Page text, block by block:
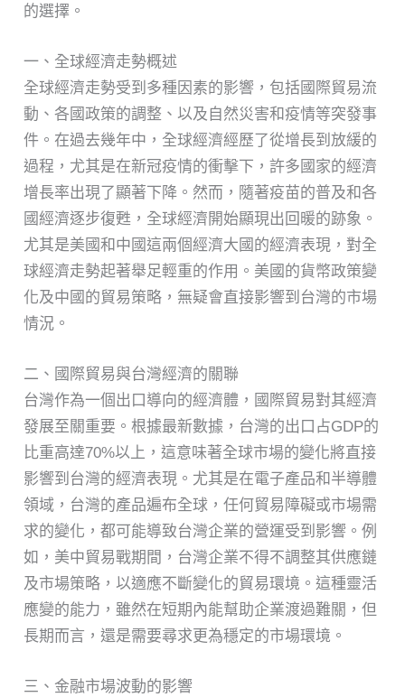
的選擇。
一、全球經濟走勢概述
全球經濟走勢受到多種因素的影響，包括國際貿易流
動、各國政策的調整、以及自然災害和疫情等突發事
件。在過去幾年中，全球經濟經歷了從增長到放緩的
過程，尤其是在新冠疫情的衝擊下，許多國家的經濟
增長率出現了顯著下降。然而，隨著疫苗的普及和各
國經濟逐步復甦，全球經濟開始顯現出回暖的跡象。
尤其是美國和中國這兩個經濟大國的經濟表現，對全
球經濟走勢起著舉足輕重的作用。美國的貨幣政策變
化及中國的貿易策略，無疑會直接影響到台灣的市場
情況。
二、國際貿易與台灣經濟的關聯
台灣作為一個出口導向的經濟體，國際貿易對其經濟
發展至關重要。根據最新數據，台灣的出口占GDP的
比重高達70%以上，這意味著全球市場的變化將直接
影響到台灣的經濟表現。尤其是在電子產品和半導體
領域，台灣的產品遍布全球，任何貿易障礙或市場需
求的變化，都可能導致台灣企業的營運受到影響。例
如，美中貿易戰期間，台灣企業不得不調整其供應鏈
及市場策略，以適應不斷變化的貿易環境。這種靈活
應變的能力，雖然在短期內能幫助企業渡過難關，但
長期而言，還是需要尋求更為穩定的市場環境。
三、金融市場波動的影響